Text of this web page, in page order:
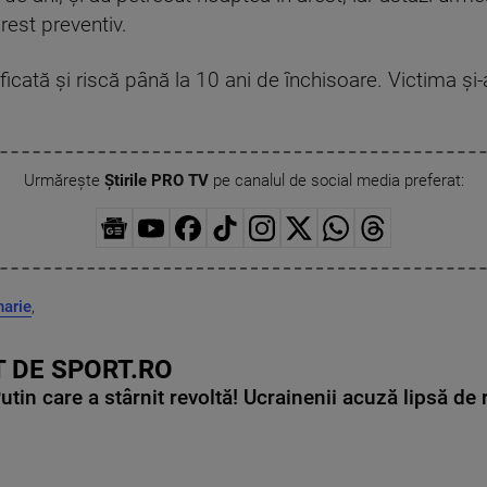
preventiv.
și riscă până la 10 ani de închisoare. Victima
Urmărește Știrile PRO TVpe canalul de social media preferat:
,
SPORT.RO
care a stârnit revoltă! Ucrainenii acuză lipsă de